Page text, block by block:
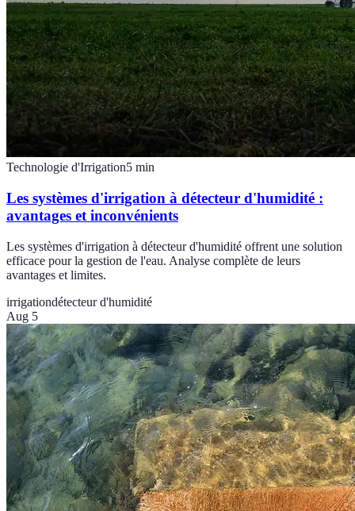
Technologie d'Irrigation5 min
Les systèmes d'irrigation à détecteur d'humidité :
avantages et inconvénients
Les systèmes d'irrigation à détecteur d'humidité offrent une solution
efficace pour la gestion de l'eau. Analyse complète de leurs
avantages et limites.
irrigationdétecteur d'humidité
Aug 5